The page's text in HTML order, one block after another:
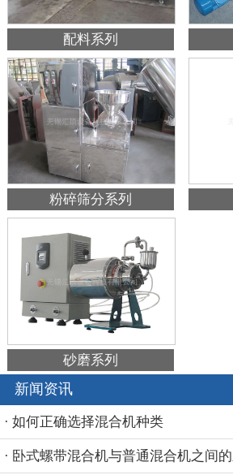
配料系列
粉碎筛分系列
砂磨系列
新闻资讯
· 如何正确选择混合机种类
· 卧式螺带混合机与普通混合机之间